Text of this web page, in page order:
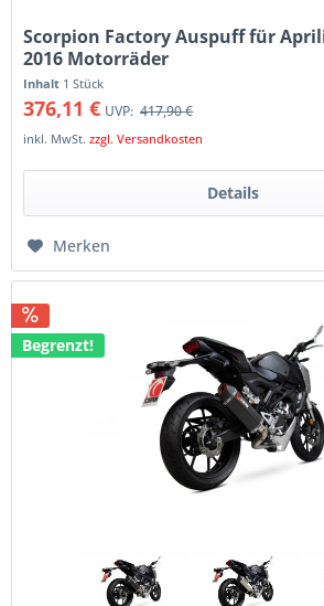
Scorpion Factory Auspuff für
2016 Motorräder
Inhalt 1 Stück
376,11 € UVP: 417,90 €
inkl. MwSt.zzgl. Versandkosten
Details
Merken
Begrenzt!